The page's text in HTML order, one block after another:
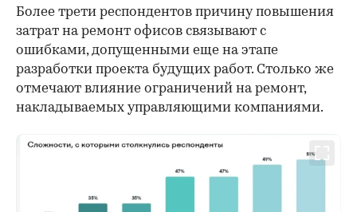
00:00
Более трети респондентов причину повышения
затрат на ремонт офисов связывают с
ошибками, допущенными еще на этапе
разработки проекта будущих работ. Столько же
отмечают влияние ограничений на ремонт,
накладываемых управляющими компаниями.